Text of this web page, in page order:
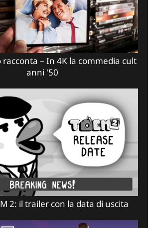
– In 4K la commedia cult
anni '50
2: il trailer con la data di uscita